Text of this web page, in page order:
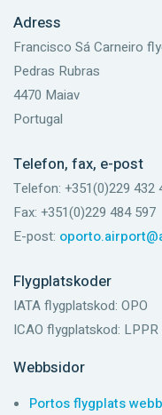
Adress
Francisco Sá Carneiro
Pedras Rubras
4470 Maiav
Portugal
Telefon, fax, e-post
Telefon: +351(0)229 432
Fax: +351(0)229 484 597
E-post:
Flygplatskoder
IATA flygplatskod: OPO
ICAO flygplatskod: LPPR
Webbsidor
Portos flygplats